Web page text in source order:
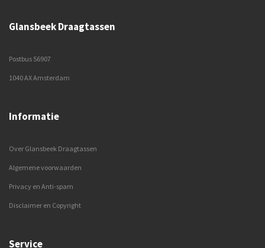
Glansbeek Draagtassen
Postbus 56907
1040 AX Amsterdam
Informatie
Over Glansbeek Draagtassen
Algemene voorwaarden
Privacy en Anti-spam
Disclaimer en Copyright
Service